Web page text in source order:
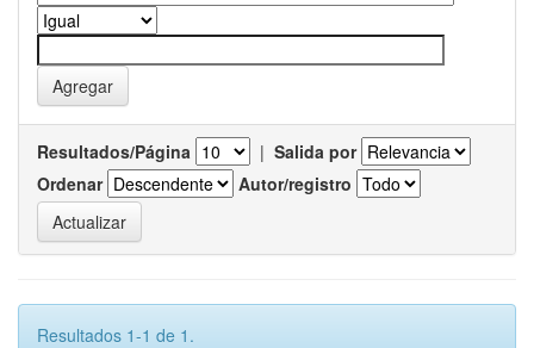
Resultados/Página | Salida por
Ordenar
Autor/registro
Resultados 1-1 de 1.